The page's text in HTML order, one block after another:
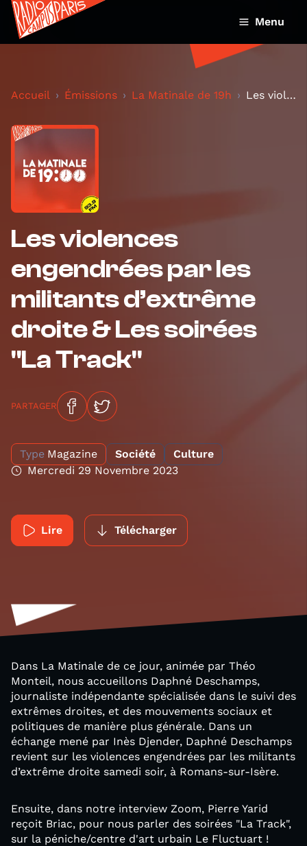
Menu
Accueil Émissions La Matinale de 19h Les violences engendrées par les militants d’extrê...
Les violences
engendrées par les
militants d’extrême
droite & Les soirées
"La Track"
PARTAGER
Type Magazine Société
Culture
Mercredi 29 Novembre 2023
Lire Télécharger
Dans La Matinale de ce jour, animée par Théo
Monteil, nous accueillons Daphné Deschamps,
journaliste indépendante spécialisée dans le suivi des
extrêmes droites, et des mouvements sociaux et
politiques de manière plus générale. Dans un
échange mené par Inès Djender, Daphné Deschamps
revient sur les violences engendrées par les militants
d’extrême droite samedi soir, à Romans-sur-Isère.
Ensuite, dans notre interview Zoom, Pierre Yarid
reçoit Briac, pour nous parler des soirées "La Track",
sur la péniche/centre d'art urbain Le Fluctuart !